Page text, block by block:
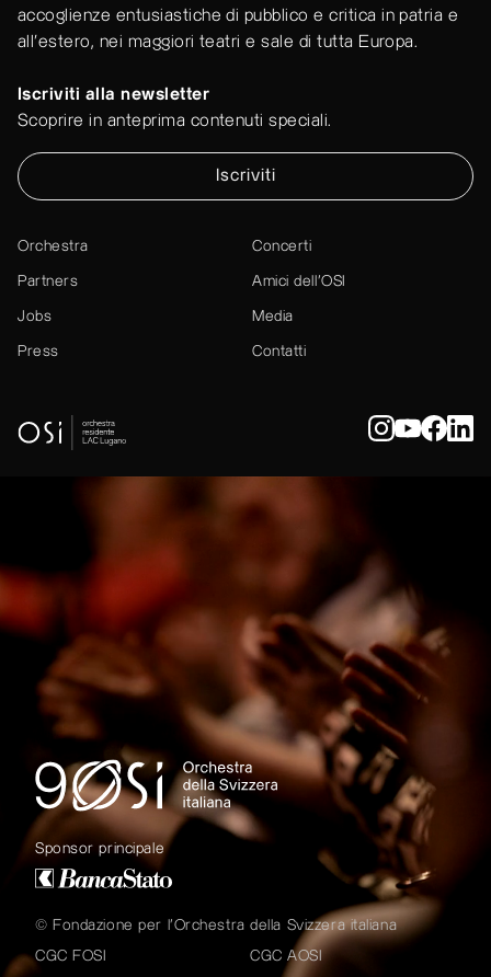
accoglienze entusiastiche di pubblico e critica in patria e
all'estero, nei maggiori teatri e sale di tutta Europa.
Iscriviti alla newsletter
Scoprire in anteprima contenuti speciali.
Iscriviti
Orchestra Concerti
Partners Amici dell’OSI
Jobs Media
Press Contatti
Sponsor principale
© Fondazione per l'Orchestra della Svizzera italiana
CGC FOSI
CGC AOSI